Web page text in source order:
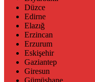
Düzce
Edirne
Elazığ
Erzincan
Erzurum
Eskişehir
Gaziantep
Giresun
Gümüşhane